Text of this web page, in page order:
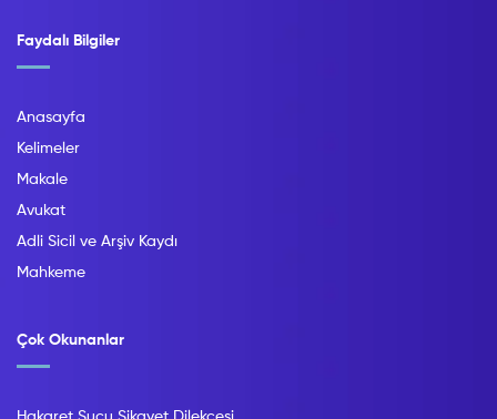
Faydalı Bilgiler
Anasayfa
Kelimeler
Makale
Avukat
Adli Sicil ve Arşiv Kaydı
Mahkeme
Çok Okunanlar